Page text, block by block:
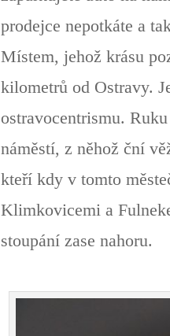
prodejce nepotkáte a
Místem, jehož krásu
kilometrů od Ostravy.
ostravocentrismu.
náměstí, z něhož ční
kteří kdy v tomto
Klimkovicemi a
stoupání zase nahoru.